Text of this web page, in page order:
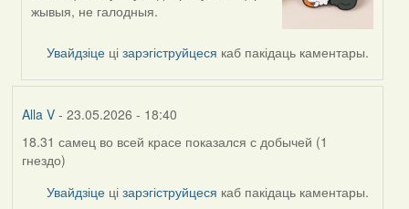
reply
жывыя, не галодныя.
Увайдзіце цізарэгіструйцеся каб пакідаць каментары.
Alla V- 23.05.2026 - 18:40
18.31 самец во всей красе показался с добычей (1
гнездо)
Увайдзіце цізарэгіструйцеся каб пакідаць каментары.